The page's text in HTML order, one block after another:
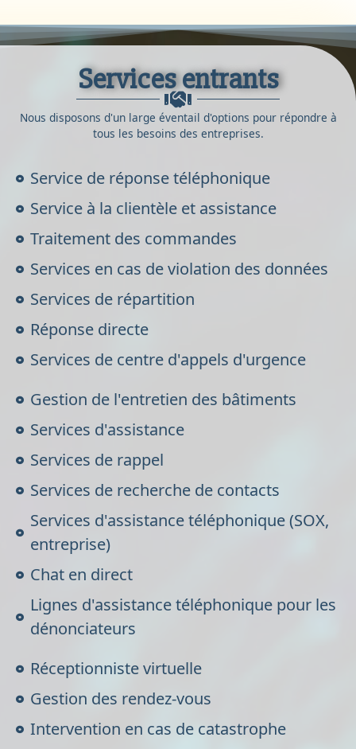
Services entrants
Nous disposons d'un large éventail d'options pour répondre à
tous les besoins des entreprises.
Service de réponse téléphonique
Service à la clientèle et assistance
Traitement des commandes
Services en cas de violation des données
Services de répartition
Réponse directe
Services de centre d'appels d'urgence
Gestion de l'entretien des bâtiments
Services d'assistance
Services de rappel
Services de recherche de contacts
Services d'assistance téléphonique (SOX,
entreprise)
Chat en direct
Lignes d'assistance téléphonique pour les
dénonciateurs
Réceptionniste virtuelle
Gestion des rendez-vous
Intervention en cas de catastrophe